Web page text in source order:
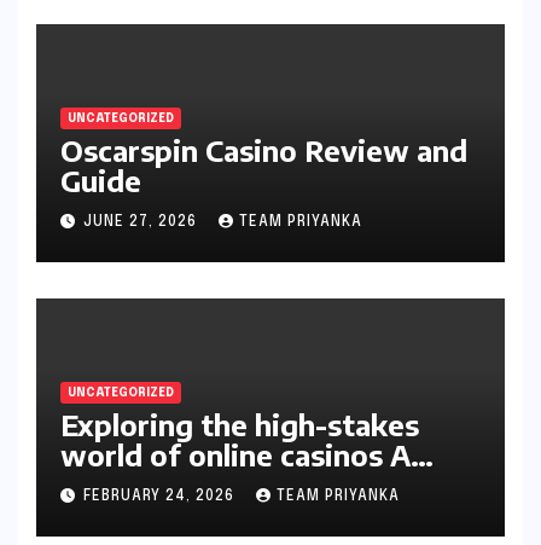
UNCATEGORIZED
Oscarspin Casino Review and
Guide
JUNE 27, 2026 TEAM PRIYANKA
UNCATEGORIZED
Exploring the high-stakes
world of online casinos A
gambler’s guide
FEBRUARY 24, 2026 TEAM PRIYANKA